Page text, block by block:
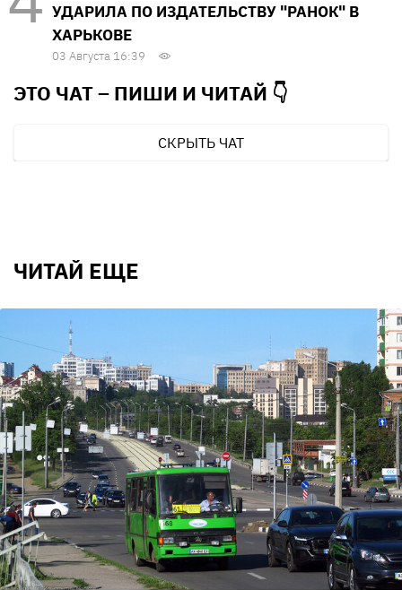
УДАРИЛА ПО ИЗДАТЕЛЬСТВУ "РАНОК" В
ХАРЬКОВЕ
03 Августа 16:39
ЭТО ЧАТ – ПИШИ И ЧИТАЙ 👇
СКРЫТЬ ЧАТ
ЧИТАЙ ЕЩЕ